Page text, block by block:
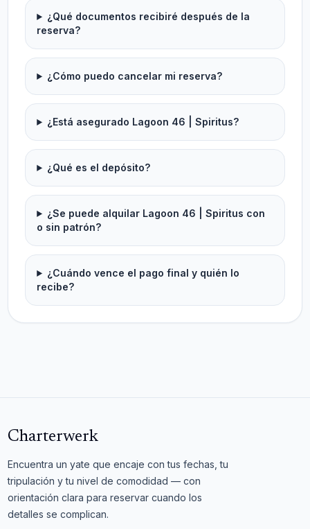
¿Qué documentos recibiré después de la
reserva?
¿Cómo puedo cancelar mi reserva?
¿Está asegurado Lagoon 46 | Spiritus?
¿Qué es el depósito?
¿Se puede alquilar Lagoon 46 | Spiritus con
o sin patrón?
¿Cuándo vence el pago final y quién lo
recibe?
Charterwerk
Encuentra un yate que encaje con tus fechas, tu
tripulación y tu nivel de comodidad — con
orientación clara para reservar cuando los
detalles se complican.